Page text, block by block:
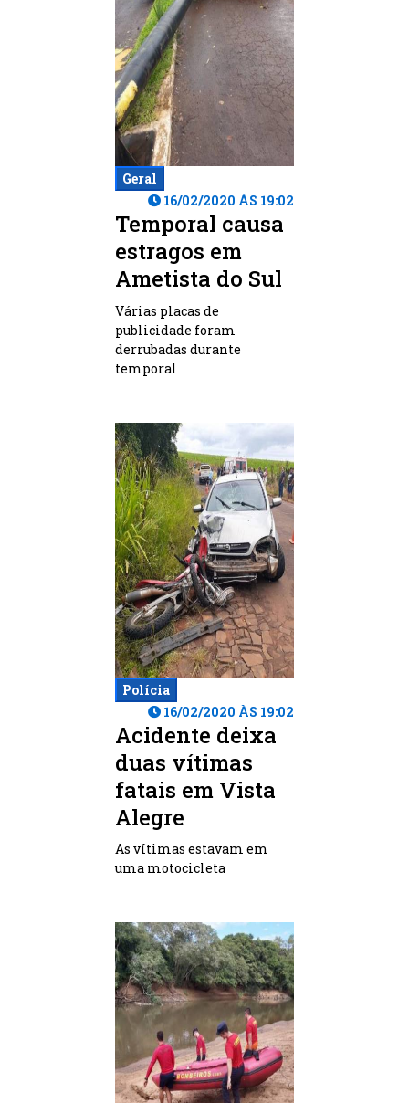
Geral
16/02/2020 ÀS 19:02
Temporal causa
estragos em
Ametista do Sul
Várias placas de
publicidade foram
derrubadas durante
temporal
Polícia
16/02/2020 ÀS 19:02
Acidente deixa
duas vítimas
fatais em Vista
Alegre
As vítimas estavam em
uma motocicleta